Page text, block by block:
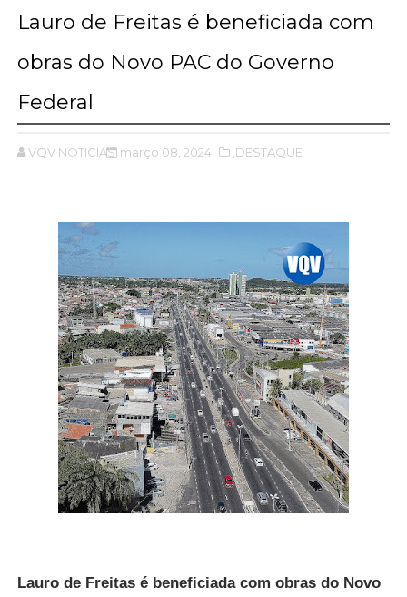
Lauro de Freitas é beneficiada com
obras do Novo PAC do Governo
Federal
VQV NOTICIAS março 08, 2024 ,DESTAQUE
Lauro de Freitas é beneficiada com obras do Novo